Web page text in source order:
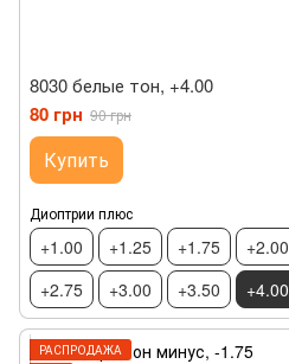
8030 белые тон, +4.00
80 грн 90 грн
Купить
Диоптрии плюс
+1.00 +1.25 +1.75 +2.00
+2.75
+3.00 +3.50 +4.00
РАСПРОДАЖА